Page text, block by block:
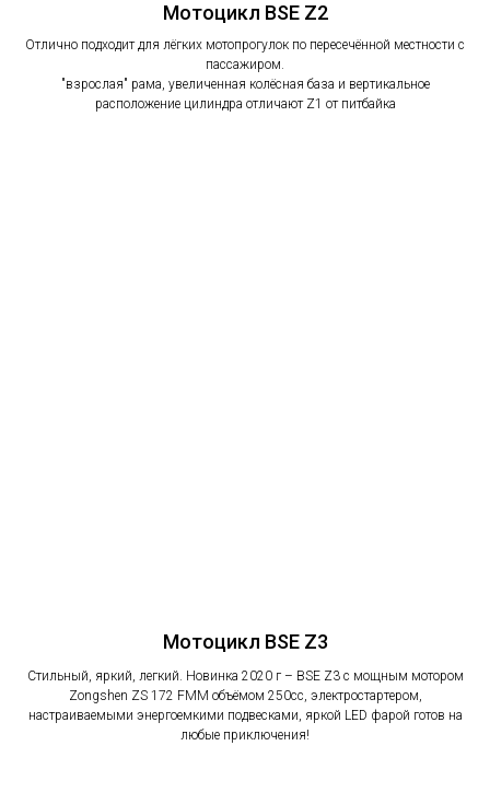
Мотоцикл BSE Z2
Отлично подходит для лёгких мотопрогулок по пересечённой местности с
пассажиром.
"взрослая" рама, увеличенная колёсная база и вертикальное
расположение цилиндра отличают Z1 от питбайка
Мотоцикл BSE Z3
Стильный, яркий, легкий. Новинка 2020 г – BSE Z3 с мощным мотором
Zongshen ZS 172 FMM объёмом 250сс, электростартером,
настраиваемыми энергоемкими подвесками, яркой LED фарой готов на
любые приключения!